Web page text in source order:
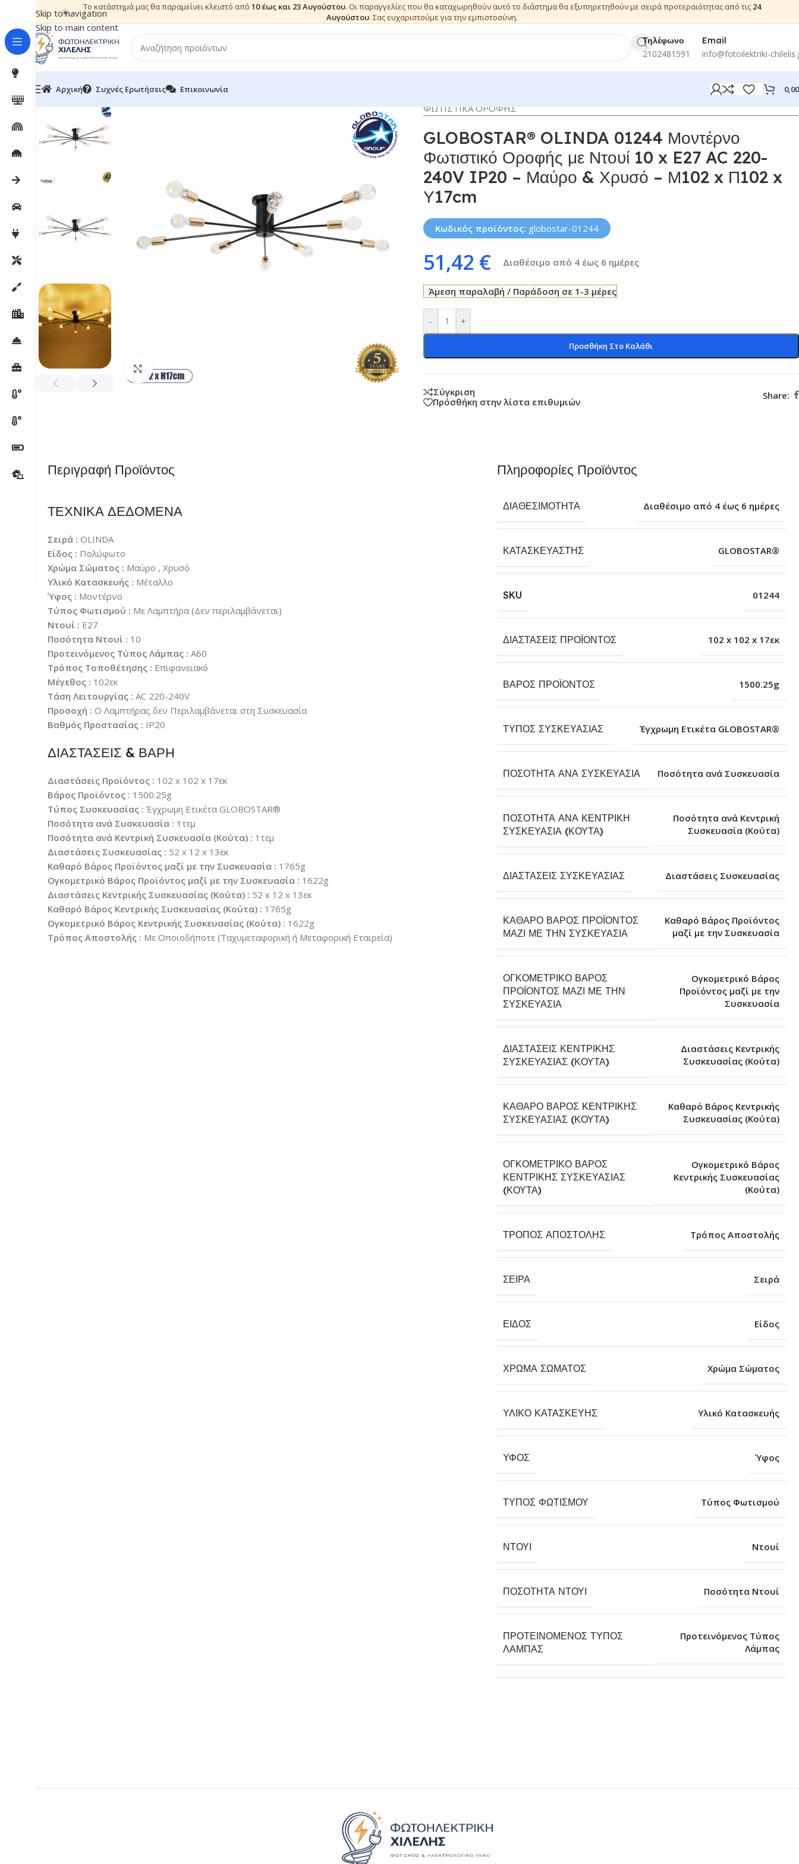
Skip to navigation
Skip to main content
☀️ Το κατάστημά μας θα παραμείνει κλειστό από 10 έως και 23 Αυγούστου. Οι παραγγελίες που θα καταχωρηθούν αυτό το διάστημα θα εξυπηρετηθούν με σειρά προτεραιότητας από τις 24
Αυγούστου. Σας ευχαριστούμε για την εμπιστοσύνη.
Τηλέφωνο
2102481591
Email
info@fotoilektriki-
Αρχική Συχνές Ερωτήσεις Επικοινωνία
Κλικ για μεγέθυνση
ΦΩΤΙΣΤΙΚΑ ΟΡΟΦΗΣ
GLOBOSTAR® OLINDA 01244 Μοντέρνο
Φωτιστικό Οροφής με Ντουί 10 x E27 AC 220-
240V IP20 – Μαύρο & Χρυσό – Μ102 x Π102 x
Υ17cm
Κωδικός προϊόντος: globostar-01244
51,42 € Διαθέσιμο από 4 έως 6 ημέρες
Άμεση παραλαβή / Παράδοση σε 1-3 μέρες
- +
Προσθήκη Στο Καλάθι
Σύγκριση
Πρόσθήκη στην λίστα επιθυμιών
Share:
Περιγραφή Προϊόντος
ΤΕΧΝΙΚΑ ΔΕΔΟΜΕΝΑ
Σειρά : OLINDA
Είδος : Πολύφωτο
Χρώμα Σώματος : Μαύρο , Χρυσό
Υλικό Κατασκευής : Μέταλλο
Ύφος : Μοντέρνο
Τύπος Φωτισμού : Με Λαμπτήρα (Δεν περιλαμβάνεται)
Ντουί : E27
Ποσότητα Ντουί : 10
Προτεινόμενος Τύπος Λάμπας : A60
Τρόπος Τοποθέτησης : Επιφανειακό
Μέγεθος : 102εκ
Τάση Λειτουργίας : AC 220-240V
Προσοχή : Ο Λαμπτήρας δεν Περιλαμβάνεται στη Συσκευασία
Βαθμός Προστασίας : IP20
ΔΙΑΣΤΑΣΕΙΣ & ΒΑΡΗ
Διαστάσεις Προϊόντος : 102 x 102 x 17εκ
Βάρος Προϊόντος : 1500.25g
Τύπος Συσκευασίας : Έγχρωμη Ετικέτα GLOBOSTAR®
Ποσότητα ανά Συσκευασία : 1τεμ
Ποσότητα ανά Κεντρική Συσκευασία (Κούτα) : 1τεμ
Διαστάσεις Συσκευασίας : 52 x 12 x 13εκ
Καθαρό Βάρος Προϊόντος μαζί με την Συσκευασία : 1765g
Ογκομετρικό Βάρος Προϊόντος μαζί με την Συσκευασία : 1622g
Διαστάσεις Κεντρικής Συσκευασίας (Κούτα) : 52 x 12 x 13εκ
Καθαρό Βάρος Κεντρικής Συσκευασίας (Κούτα) : 1765g
Ογκομετρικό Βάρος Κεντρικής Συσκευασίας (Κούτα) : 1622g
Τρόπος Αποστολής : Με Οποιοδήποτε (Ταχυμεταφορική ή Μεταφορική Εταιρεία)
Πληροφορίες Προϊόντος
ΔΙΑΘΕΣΙΜΌΤΗΤΑ Διαθέσιμο από 4 έως 6 ημέρες
ΚΑΤΑΣΚΕΥΑΣΤΉΣ GLOBOSTAR®
SKU 01244
ΔΙΑΣΤΆΣΕΙΣ ΠΡΟΪΌΝΤΟΣ 102 x 102 x 17εκ
ΒΆΡΟΣ ΠΡΟΪΌΝΤΟΣ 1500.25g
ΤΎΠΟΣ ΣΥΣΚΕΥΑΣΊΑΣ Έγχρωμη Ετικέτα GLOBOSTAR®
ΠΟΣΌΤΗΤΑ ΑΝΆ ΣΥΣΚΕΥΑΣΊΑ Ποσότητα ανά Συσκευασία
ΠΟΣΌΤΗΤΑ ΑΝΆ ΚΕΝΤΡΙΚΉ
ΣΥΣΚΕΥΑΣΊΑ (ΚΟΎΤΑ)
Ποσότητα ανά Κεντρική
Συσκευασία (Κούτα)
ΔΙΑΣΤΆΣΕΙΣ ΣΥΣΚΕΥΑΣΊΑΣ Διαστάσεις Συσκευασίας
ΚΑΘΑΡΌ ΒΆΡΟΣ ΠΡΟΪΌΝΤΟΣ
ΜΑΖΊ ΜΕ ΤΗΝ ΣΥΣΚΕΥΑΣΊΑ
Καθαρό Βάρος Προϊόντος
μαζί με την Συσκευασία
ΟΓΚΟΜΕΤΡΙΚΌ ΒΆΡΟΣ
ΠΡΟΪΌΝΤΟΣ ΜΑΖΊ ΜΕ ΤΗΝ
ΣΥΣΚΕΥΑΣΊΑ
Ογκομετρικό Βάρος
Προϊόντος μαζί με την
Συσκευασία
ΔΙΑΣΤΆΣΕΙΣ ΚΕΝΤΡΙΚΉΣ
ΣΥΣΚΕΥΑΣΊΑΣ (ΚΟΎΤΑ)
Διαστάσεις Κεντρικής
Συσκευασίας (Κούτα)
ΚΑΘΑΡΌ ΒΆΡΟΣ ΚΕΝΤΡΙΚΉΣ
ΣΥΣΚΕΥΑΣΊΑΣ (ΚΟΎΤΑ)
Καθαρό Βάρος Κεντρικής
Συσκευασίας (Κούτα)
ΟΓΚΟΜΕΤΡΙΚΌ ΒΆΡΟΣ
ΚΕΝΤΡΙΚΉΣ ΣΥΣΚΕΥΑΣΊΑΣ
(ΚΟΎΤΑ)
Ογκομετρικό Βάρος
Κεντρικής Συσκευασίας
(Κούτα)
ΤΡΌΠΟΣ ΑΠΟΣΤΟΛΉΣ Τρόπος Αποστολής
ΣΕΙΡΆ Σειρά
ΕΊΔΟΣ Είδος
ΧΡΏΜΑ ΣΏΜΑΤΟΣ Χρώμα Σώματος
ΥΛΙΚΌ ΚΑΤΑΣΚΕΥΉΣ Υλικό Κατασκευής
ΎΦΟΣ Ύφος
ΤΎΠΟΣ ΦΩΤΙΣΜΟΎ Τύπος Φωτισμού
ΝΤΟΥΊ Ντουί
ΠΟΣΌΤΗΤΑ ΝΤΟΥΊ Ποσότητα Ντουί
ΠΡΟΤΕΙΝΌΜΕΝΟΣ ΤΎΠΟΣ
ΛΆΜΠΑΣ
Προτεινόμενος Τύπος
Λάμπας